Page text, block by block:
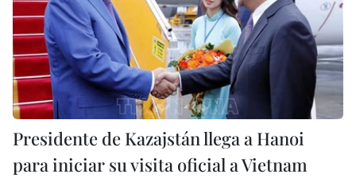
Presidente de Kazajstán llega a Hanoi
para iniciar su visita oficial a Vietnam